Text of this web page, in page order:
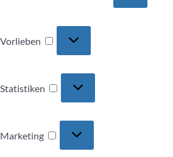
Vorlieben
Vorlieben
Statistiken
Statistiken
Marketing
Marketing